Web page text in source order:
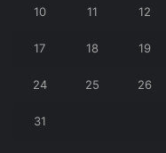
10 11 12
17 18 19
24 25 26
31